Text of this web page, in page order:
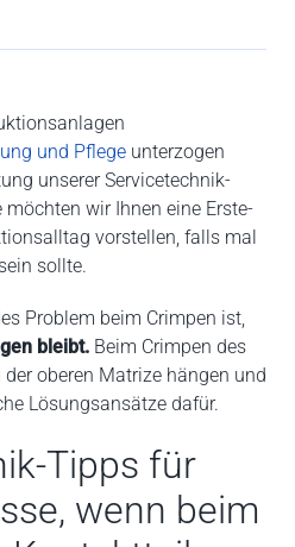
und Pflege unterzogen
unserer Servicetechnik-
wir Ihnen eine Erste-
vorstellen, falls mal
sollte.
Problem beim Crimpen ist,
bleibt. Beim Crimpen des
oberen Matrize hängen und
Lösungsansätze dafür.
Tipps für
wenn beim